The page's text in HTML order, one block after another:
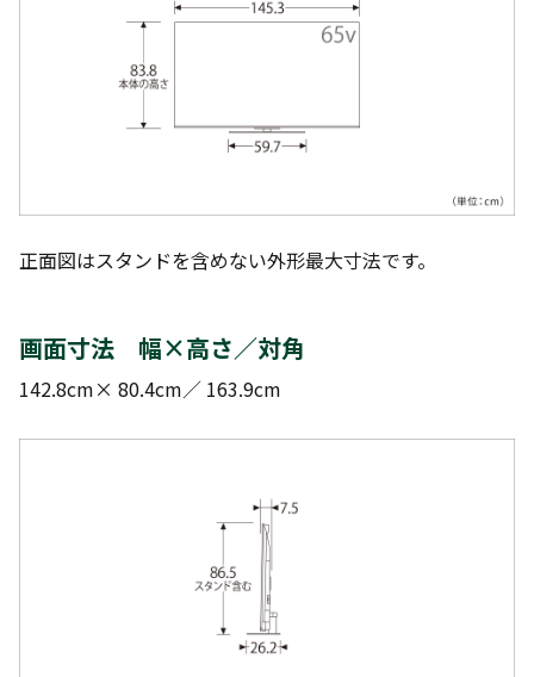
正面図はスタンドを含めない外形最大寸法です。
画面寸法 幅×高さ／対角
142.8cm× 80.4cm／ 163.9cm